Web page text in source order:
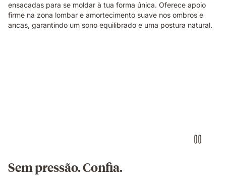
ensacadas para se moldar à tua forma única. Oferece apoio
firme na zona lombar e amortecimento suave nos ombros e
ancas, garantindo um sono equilibrado e uma postura natural.
Sem pressão. Confia.